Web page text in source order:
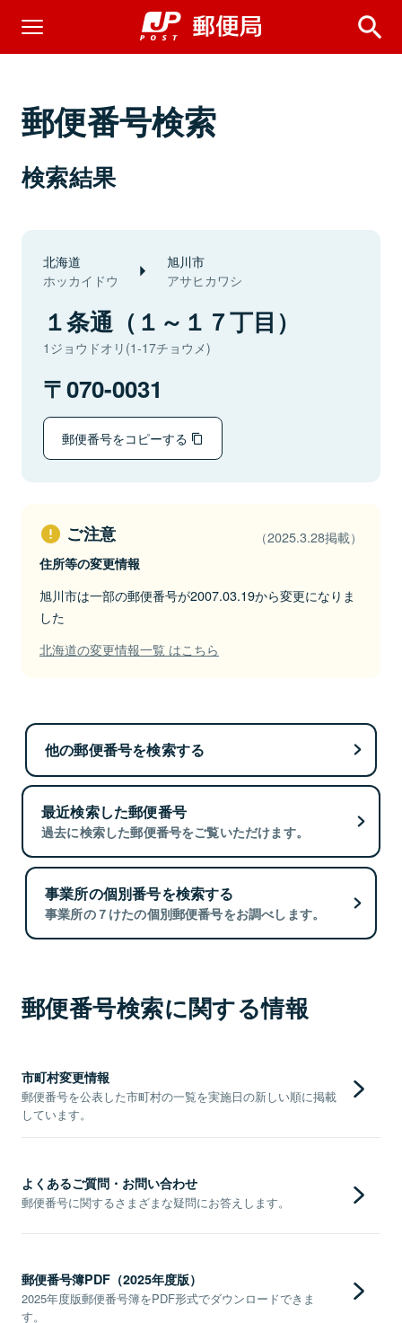
郵便番号検索
検索結果
北海道
ホッカイドウ
旭川市
アサヒカワシ
１条通（１～１７丁目）
1ジョウドオリ(1-17チョウメ)
070-0031
郵便番号をコピーする
ご注意 （2025.3.28掲載）
住所等の変更情報
旭川市は一部の郵便番号が2007.03.19から変更になりま
した
北海道の変更情報一覧 はこちら
他の郵便番号を検索する
最近検索した郵便番号
過去に検索した郵便番号をご覧いただけます。
事業所の個別番号を検索する
事業所の７けたの個別郵便番号をお調べします。
郵便番号検索に関する情報
市町村変更情報
郵便番号を公表した市町村の一覧を実施日の新しい順に掲載
しています。
よくあるご質問・お問い合わせ
郵便番号に関するさまざまな疑問にお答えします。
郵便番号簿PDF（2025年度版）
2025年度版郵便番号簿をPDF形式でダウンロードできま
す。